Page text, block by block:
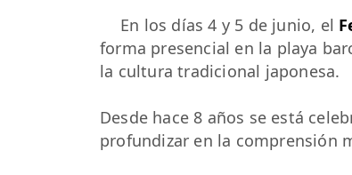
En los días 4 y 5 de junio, el
forma presencial en la playa
la cultura tradicional japonesa.
Desde hace 8 años se está
profundizar en la comprensión